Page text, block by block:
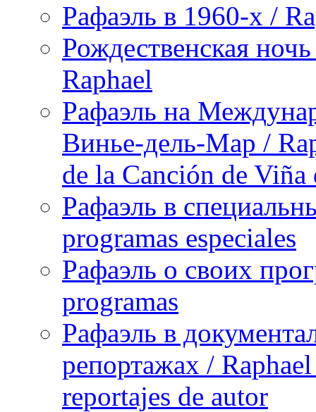
Рафаэль в 1960-х /
Рождественская
Raphael
Рафаэль на
Винье-дель-Мар /
de la Canción de
Рафаэль в
programas especiales
Рафаэль о своих
programas
Рафаэль в
репортажах /
reportajes de autor